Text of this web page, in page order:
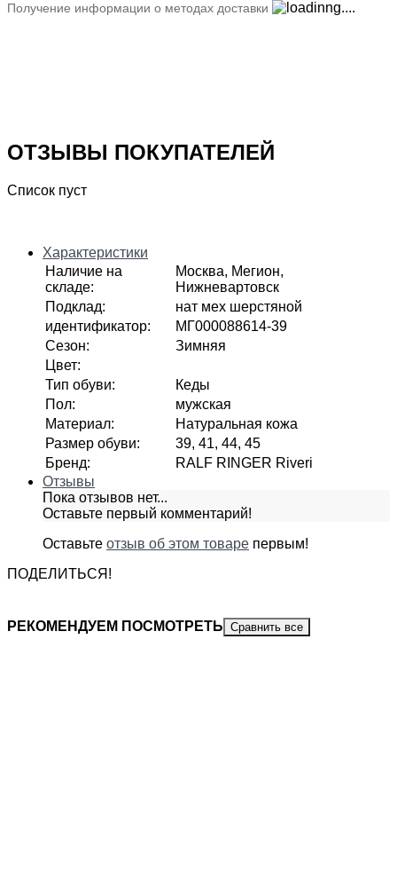
Получение информации о методах доставки
ОТЗЫВЫ ПОКУПАТЕЛЕЙ
Список пуст
Характеристики
Наличие на
складе:
Москва, Мегион,
Нижневартовск
Подклад:
нат мех шерстяной
идентификатор:
МГ000088614-39
Сезон:
Зимняя
Цвет:
Тип обуви:
Кеды
Пол:
мужская
Материал:
Натуральная кожа
Размер обуви:
39, 41, 44, 45
Бренд:
RALF RINGER Riveri
Отзывы
Пока отзывов нет...
Оставьте первый комментарий!
Оставьте отзыв об этом товаре первым!
ПОДЕЛИТЬСЯ!
РЕКОМЕНДУЕМ ПОСМОТРЕТЬ Сравнить все